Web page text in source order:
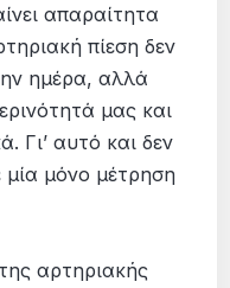
απαραίτητα
πίεση δεν
ημέρα, αλλά
μας και
Γι’ αυτό και δεν
μόνο μέτρηση
αρτηριακής